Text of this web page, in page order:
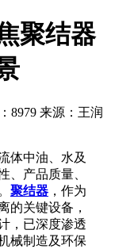
聚结器
8979 来源：王润
体中油、水及
、产品质量、
聚结器 ，作为
的关键设备，
，已深度渗透
械制造及环保